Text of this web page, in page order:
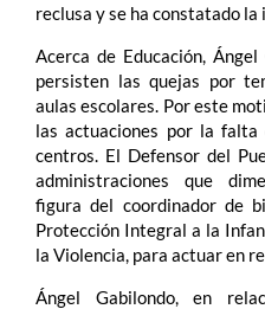
reclusa y se ha constatado
Acerca de Educación,
persisten las quejas por
aulas escolares. Por este
las actuaciones por la falta
centros. El Defensor del
administraciones que
figura del coordinador de
Protección Integral a la
la Violencia, para actuar en
Ángel Gabilondo, en